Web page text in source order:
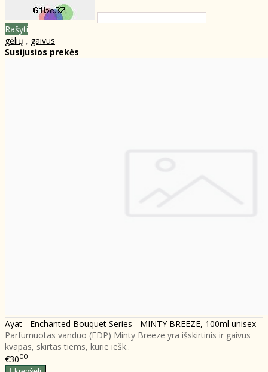
Rašyti
gėlių , gaivūs
Susijusios prekės
Ayat - Enchanted Bouquet Series - MINTY BREEZE, 100ml unisex
Parfumuotas vanduo (EDP) Minty Breeze yra išskirtinis ir gaivus
kvapas, skirtas tiems, kurie iešk..
€3000